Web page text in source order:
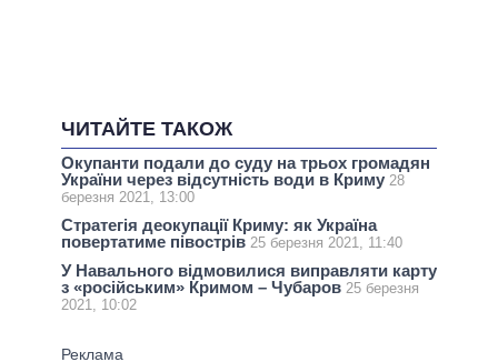
ЧИТАЙТЕ ТАКОЖ
Окупанти подали до суду на трьох громадян
України через відсутність води в Криму 28
березня 2021, 13:00
Стратегія деокупації Криму: як Україна
повертатиме півострів 25 березня 2021, 11:40
У Навального відмовилися виправляти карту
з «російським» Кримом – Чубаров 25 березня
2021, 10:02